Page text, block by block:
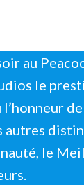
au
le
de
autres
le